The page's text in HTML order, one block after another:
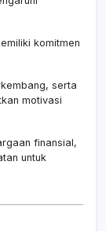
komitmen
serta
motivasi
finansial,
untuk